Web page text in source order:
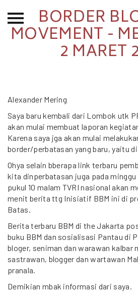
Beranda
Perempuan
Etalase
Blog CME
Proyek Terdahulu
Kredit Web-site
BORDER
MOVEMENT -
2 MARET
Alexander Mering
Saya baru kembali dari Lombok utk
akan mulai membuat laporan
Karena saya jga akan mulai
border/perbatasan yang baru, yaitu
Ohya selain bberapa link terbaru
kita dinperbatasan juga pada
pukul 10 malam TVRI nasional akan
menit berita ttg Inisiatif BBM ini di
Batas.
Berita terbaru BBM di the Jakarta
buku BBM dan sosialisasi Pantau di
bloger, seniman dan warawan kalbar
sastrawan, blogger dan wartawan
pranala.
Demikian mbak informasi dari saya.